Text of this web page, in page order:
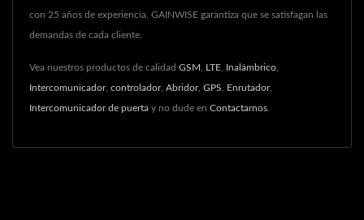
con 25 años de experiencia, GAINWISE garantiza que se satisfagan las
demandas de cada cliente.
Vea nuestros productos de calidad GSM LTE Inalámbrico
Intercomunicador, controlador, Abridor, GPS Enrutador,
Intercomunicador de puerta y no dude en Contactarnos